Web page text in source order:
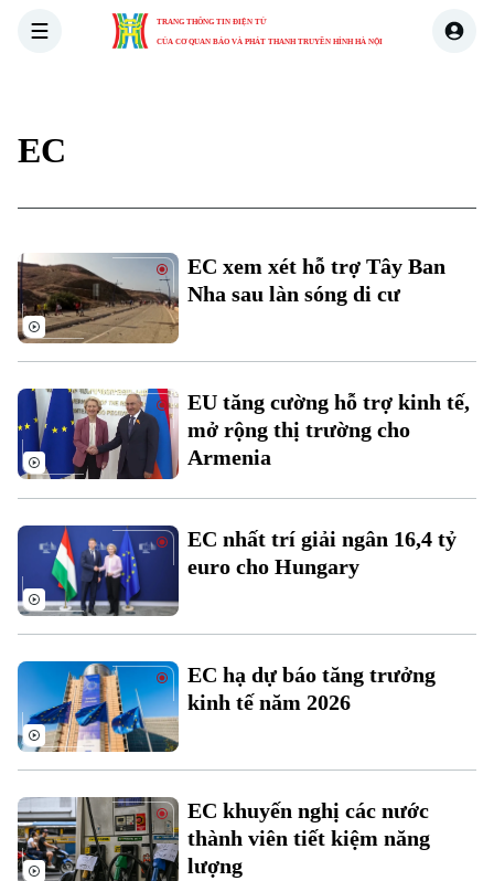
TRANG THÔNG TIN ĐIỆN TỬ
CỦA CƠ QUAN BÁO VÀ PHÁT THANH TRUYỀN HÌNH HÀ NỘI
Xu hướng
EC
EC xem xét hỗ trợ Tây Ban
Nha sau làn sóng di cư
EU tăng cường hỗ trợ kinh tế,
mở rộng thị trường cho
Armenia
EC nhất trí giải ngân 16,4 tỷ
euro cho Hungary
EC hạ dự báo tăng trưởng
kinh tế năm 2026
EC khuyến nghị các nước
thành viên tiết kiệm năng
lượng